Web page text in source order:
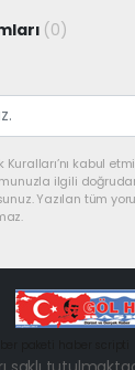
(0)
kabul
ilgili
Yazılan tüm